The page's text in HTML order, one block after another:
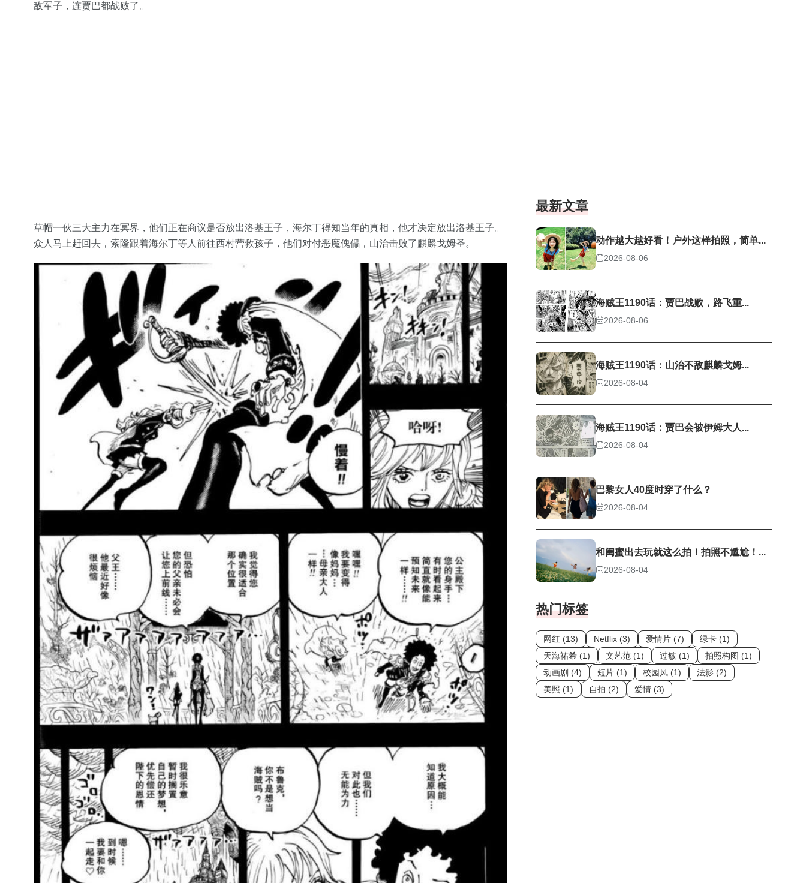
敌军子，连贾巴都战败了。
草帽一伙三大主力在冥界，他们正在商议是否放出洛基王子，海尔丁得知当年的真相，他才决定放出洛基王子。
众人马上赶回去，索隆跟着海尔丁等人前往西村营救孩子，他们对付恶魔傀儡，山治击败了麒麟戈姆圣。
最新文章
动作越大越好看！户外这样拍照，简单...
2026-08-06
海贼王1190话：贾巴战败，路飞重...
2026-08-06
海贼王1190话：山治不敌麒麟戈姆...
2026-08-04
海贼王1190话：贾巴会被伊姆大人...
2026-08-04
巴黎女人40度时穿了什么？
2026-08-04
和闺蜜出去玩就这么拍！拍照不尴尬！...
2026-08-04
热门标签
网红 (13) Netflix (3) 爱情片 (7)
绿卡 (1)
天海祐希 (1)
文艺范 (1) 过敏 (1)
拍照构图 (1)
动画剧 (4)
短片 (1) 校园风 (1)
法影 (2)
美照 (1)
自拍 (2) 爱情 (3)